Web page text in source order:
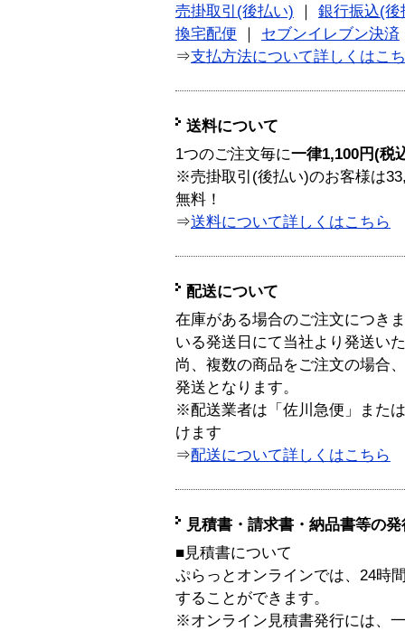
売掛取引(後払い)
銀行振込(後
換宅配便
セブンイレブン決済
⇒支払方法について詳しくはこ
送料について
1つのご注文毎に一律1,100円(税
※売掛取引(後払い)のお客様は
無料！
⇒送料について詳しくはこちら
配送について
在庫がある場合のご注文につき
いる発送日にて当社より発送い
尚、複数の商品をご注文の場合
発送となります。
※配送業者は「佐川急便」また
けます
⇒配送について詳しくはこちら
見積書・請求書・納品書等の
■見積書について
ぷらっとオンラインでは、24時
することができます。
※オンライン見積書発行には、